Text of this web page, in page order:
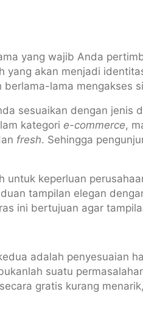
yang wajib Anda
yang akan menjadi
lama mengakses
sesuaikan dengan jenis
kategori e-commerce,
fresh. Sehingga
untuk keperluan
tampilan elegan
ini bertujuan agar
adalah penyesuaian
suatu
gratis kurang